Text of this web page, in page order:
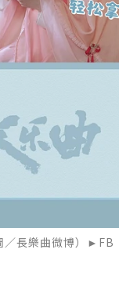
／長樂曲微博）►FB